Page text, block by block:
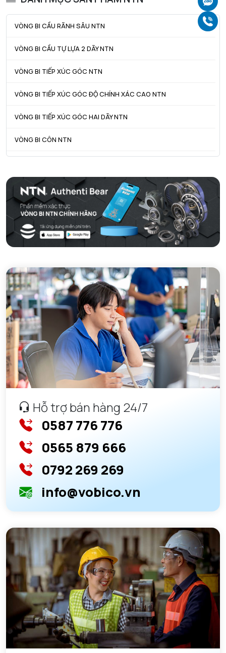
VÒNG BI CẦU RÃNH SÂU NTN
VÒNG BI CẦU TỰ LỰA 2 DÃY NTN
VÒNG BI TIẾP XÚC GÓC NTN
VÒNG BI TIẾP XÚC GÓC ĐỘ CHÍNH XÁC CAO NTN
VÒNG BI TIẾP XÚC GÓC HAI DÃY NTN
VÒNG BI CÔN NTN
VÒNG BI TANG TRỐNG CHẶN TRỤC NTN
VÒNG BI ĐŨA TRỤ NTN
VÒNG BI KIM NTN
VÒNG BI LĂN TRỤ ĐẨY NTN
GỐI ĐỠ NTN
GỐI ĐỠ 2 NỬA NTN
PHỤ KIỆN NTN
MÁY GIA NHIỆT NTN
Da max - Đường kính vai tối đa OR 550 mm
485 mm
Hỗ trợ bán hàng 24/7
0587 776 776
0565 879 666
0792 269 269
info@vobico.vn